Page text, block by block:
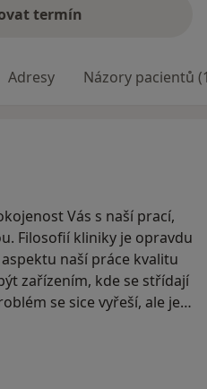
termín
Adresy Názory pacientů
Vás s naší prací,
Filosofií kliniky je opravdu
naší práce kvalitu
zařízením, kde se střídají
se sice vyřeší, ale jen
znovu. Naším cílem je
zdraví, porozumět vašim
o tom pohovořit a